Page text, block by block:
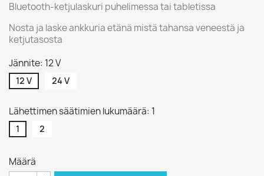
Bluetooth-ketjulaskuri puhelimessa tai tabletissa
Nosta ja laske ankkuria etänä mistä tahansa veneestä ja
ketjutasosta
Jännite: 12 V
12 V 24 V
Lähettimen säätimien lukumäärä: 1
1 2
Määrä